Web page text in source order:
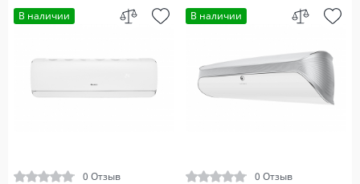
В наличии
0 Отзыв
В наличии
0 Отзыв